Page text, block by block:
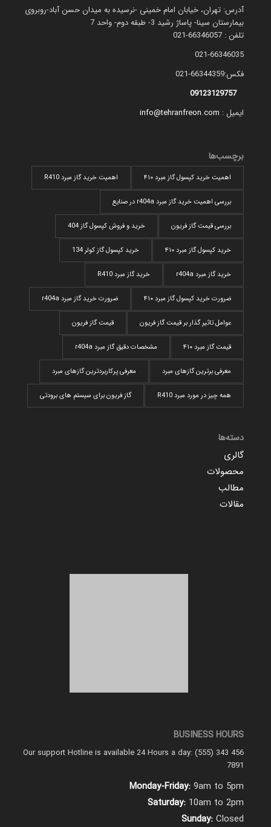
آدرس: تهران، خیابان امام خمینی -نرسیده به میدان حسن آباد-روبروی
بیمارستان سینا- پاساژ رشید 3- طبقه دوم- واحد 7
تلفن : 66346057-021
021-66346035
فکس:66344359-021
09123129757
ایمیل : info@tehranfreon.com
برچسب‌ها
اهمیت خرید کپسول گاز مبرد ۴۱۰ اهمیت خرید گاز مبرد R410
بررسی اهمیت خرید گاز مبرد r404a در صنایع
بررسی قیمت گاز فریون خرید و فروش کپسول گاز 404
خرید کپسول گاز مبرد ۴۱۰ خرید کپسول گاز کولر 134
خرید گاز مبرد r404a خرید گاز مبرد R410
ضرورت خرید کپسول گاز مبرد ۴۱۰ ضرورت خرید گاز مبرد r404a
عوامل تاثیر گذار بر قیمت گاز فریون قیمت گاز فریون
قیمت گاز مبرد ۴۱۰ مشخصات دقیق گاز مبرد r404a
معرفی برترین گازهای مبرد معرفی پرکاربردترین گاز‌های مبرد
همه چیز در مورد مبرد R410 گاز فریون برای سیستم های برودتی
دسته‌ها
گالری
محصولات
مطالب
مقالات
Saturday:10am to 2pm
Sunday:
© تمامی حقوق برای تهران فریون - قیمت کپسول گاز r134 محفوظ میباشد